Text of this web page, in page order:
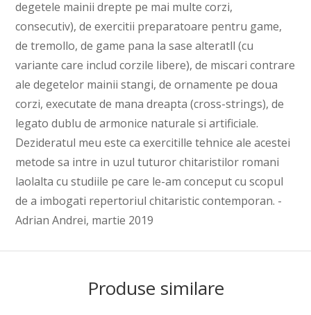
degetele mainii drepte pe mai multe corzi,
consecutiv), de exercitii preparatoare pentru game,
de tremollo, de game pana la sase alteratll (cu
variante care includ corzile libere), de miscari contrare
ale degetelor mainii stangi, de ornamente pe doua
corzi, executate de mana dreapta (cross-strings), de
legato dublu de armonice naturale si artificiale.
Dezideratul meu este ca exercitille tehnice ale acestei
metode sa intre in uzul tuturor chitaristilor romani
laolalta cu studiile pe care le-am conceput cu scopul
de a imbogati repertoriul chitaristic contemporan. -
Adrian Andrei, martie 2019
Produse similare